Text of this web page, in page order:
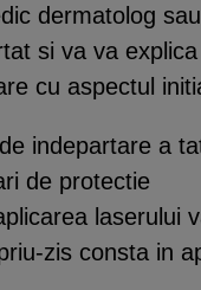
dermatolog
si va va
cu aspectul
indepartare a
de protectie
zis consta in